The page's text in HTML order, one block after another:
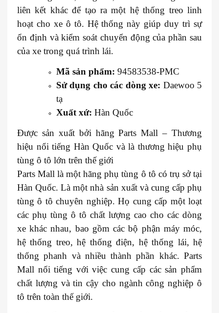
liên kết khác để tạo ra một hệ thống treo linh
hoạt cho xe ô tô. Hệ thống này giúp duy trì sự
ổn định và kiểm soát chuyển động của phần sau
của xe trong quá trình lái.
Mã sản phẩm: 94583538-PMC
Sử dụng cho các dòng xe: Daewoo 5
tạ
Xuất xứ: Hàn Quốc
Được sản xuất bởi hãng Parts Mall – Thương
hiệu nổi tiếng Hàn Quốc và là thương hiệu phụ
tùng ô tô lớn trên thế giới
Parts Mall là một hãng phụ tùng ô tô có trụ sở tại
Hàn Quốc. Là một nhà sản xuất và cung cấp phụ
tùng ô tô chuyên nghiệp. Họ cung cấp một loạt
các phụ tùng ô tô chất lượng cao cho các dòng
xe khác nhau, bao gồm các bộ phận máy móc,
hệ thống treo, hệ thống điện, hệ thống lái, hệ
thống phanh và nhiều thành phần khác. Parts
Mall nổi tiếng với việc cung cấp các sản phẩm
chất lượng và tin cậy cho ngành công nghiệp ô
tô trên toàn thế giới.